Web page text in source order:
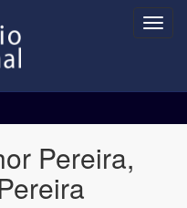
Pereira,